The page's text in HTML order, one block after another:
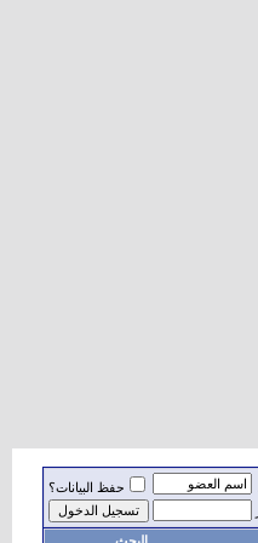
حفظ البيانات؟